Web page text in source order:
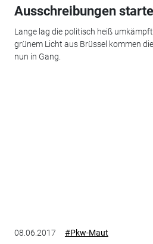
Ausschreibungen
Lange lag die politisch heiß
grünem Licht aus Brüssel kommen
nun in Gang.
08.06.2017 #Pkw-Maut